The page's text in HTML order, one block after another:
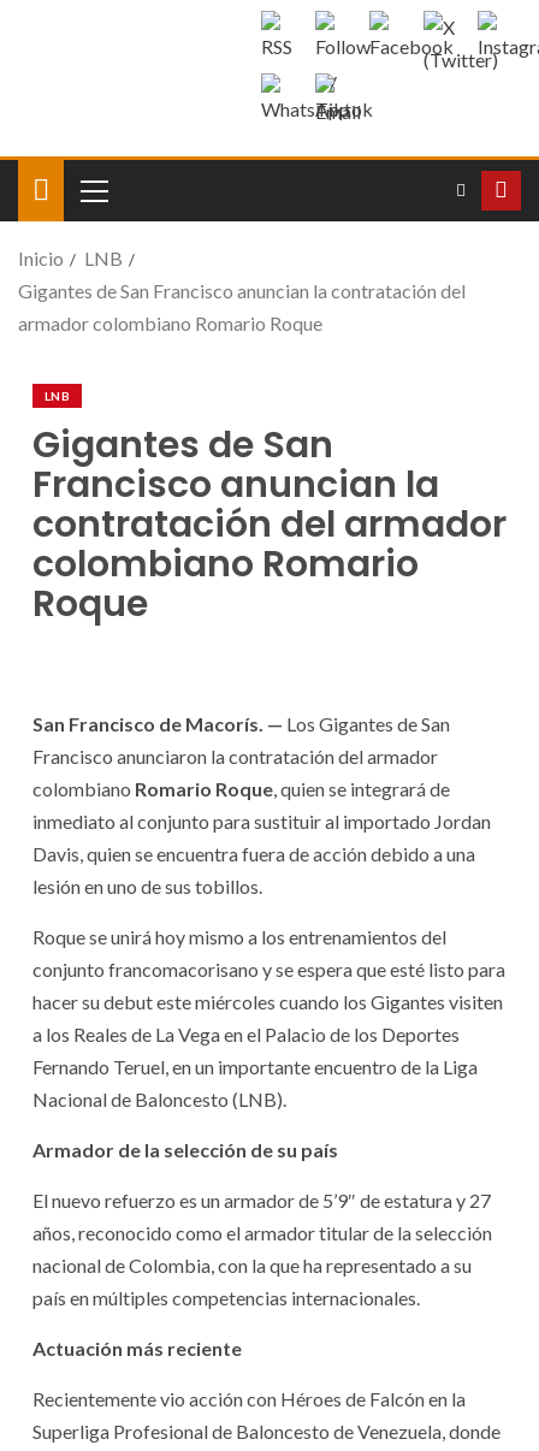
Inicio
LNB
Gigantes de San Francisco anuncian la contratación del
armador colombiano Romario Roque
LNB
Gigantes de San
Francisco anuncian la
contratación del armador
colombiano Romario
Roque
San Francisco de Macorís. — Los Gigantes de San
Francisco anunciaron la contratación del armador
colombiano Romario Roque, quien se integrará de
inmediato al conjunto para sustituir al importado Jordan
Davis, quien se encuentra fuera de acción debido a una
lesión en uno de sus tobillos.
Roque se unirá hoy mismo a los entrenamientos del
conjunto francomacorisano y se espera que esté listo para
hacer su debut este miércoles cuando los Gigantes visiten
a los Reales de La Vega en el Palacio de los Deportes
Fernando Teruel, en un importante encuentro de la Liga
Nacional de Baloncesto (LNB).
Armador de la selección de su país
El nuevo refuerzo es un armador de 5’9″ de estatura y 27
años, reconocido como el armador titular de la selección
nacional de Colombia, con la que ha representado a su
país en múltiples competencias internacionales.
Actuación más reciente
Recientemente vio acción con Héroes de Falcón en la
Superliga Profesional de Baloncesto de Venezuela, donde